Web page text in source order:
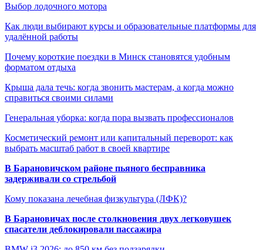
Выбор лодочного мотора
Как люди выбирают курсы и образовательные платформы для
удалённой работы
Почему короткие поездки в Минск становятся удобным
форматом отдыха
Крыша дала течь: когда звонить мастерам, а когда можно
справиться своими силами
Генеральная уборка: когда пора вызвать профессионалов
Косметический ремонт или капитальный переворот: как
выбрать масштаб работ в своей квартире
В Барановичском районе пьяного бесправника
задерживали со стрельбой
Кому показана лечебная физкультура (ЛФК)?
В Барановичах после столкновения двух легковушек
спасатели деблокировали пассажира